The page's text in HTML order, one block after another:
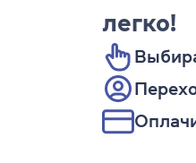
легко!